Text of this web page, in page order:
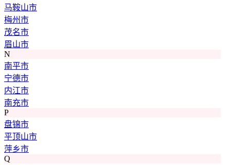
马鞍山市
梅州市
茂名市
眉山市
N
南平市
宁德市
内江市
南充市
P
盘锦市
平顶山市
萍乡市
Q